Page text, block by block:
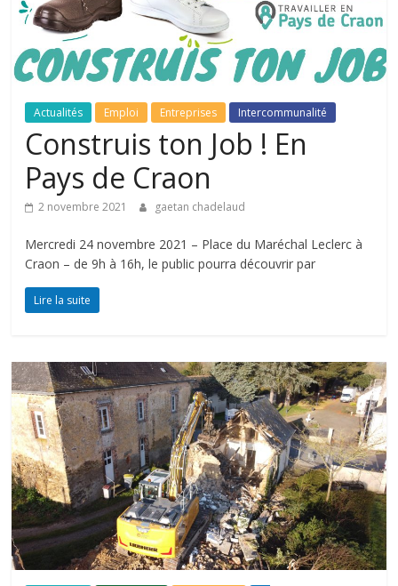
Actualités Emploi Entreprises Intercommunalité
Construis ton Job ! En
Pays de Craon
2 novembre 2021 gaetan chadelaud
Mercredi 24 novembre 2021 – Place du Maréchal Leclerc à
Craon – de 9h à 16h, le public pourra découvrir par
Lire la suite